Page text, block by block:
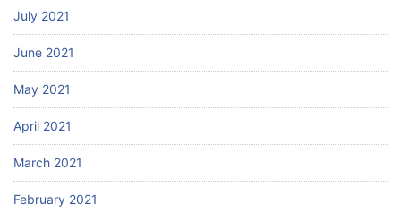
July 2021
June 2021
May 2021
April 2021
March 2021
February 2021